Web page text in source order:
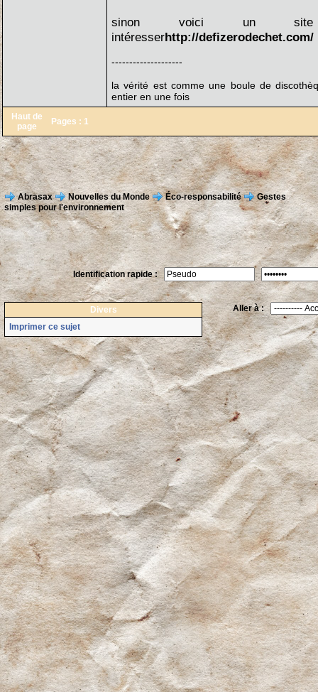
sinon voici un
intéresserhttp://defizerodechet.com/
--------------------
la vérité est comme une boule de
entier en une fois
Haut de
page
Pages : 1
Abrasax Nouvelles du Monde Éco-responsabilité
Gestes
simples pour l'environnement
Identification rapide :
Divers
Imprimer ce sujet
Aller à :